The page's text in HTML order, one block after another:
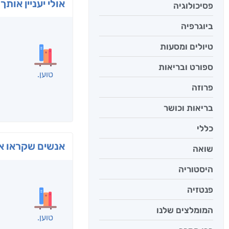
פסיכולוגיה
ביוגרפיה
טיולים ומסעות
ספורט ובריאות
פרוזה
בריאות וכושר
כללי
שואה
היסטוריה
פנטזיה
המומלצים שלנו
אולי יעניין